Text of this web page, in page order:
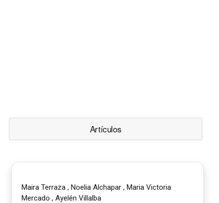
Artículos
Maira Terraza , Noelia Alchapar , Maria Victoria
Mercado , Ayelén Villalba